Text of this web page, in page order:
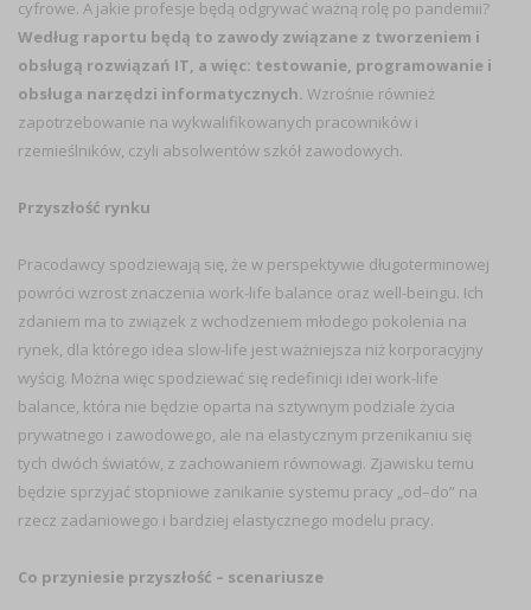
cyfrowe. A jakie profesje będą odgrywać ważną rolę po pandemii?
Według raportu będą to zawody związane z tworzeniem i
obsługą rozwiązań IT, a więc: testowanie, programowanie i
obsługa narzędzi informatycznych. Wzrośnie również
zapotrzebowanie na wykwalifikowanych pracowników i
rzemieślników, czyli absolwentów szkół zawodowych.
Przyszłość rynku
Pracodawcy spodziewają się, że w perspektywie długoterminowej
powróci wzrost znaczenia work-life balance oraz well-beingu. Ich
zdaniem ma to związek z wchodzeniem młodego pokolenia na
rynek, dla którego idea slow-life jest ważniejsza niż korporacyjny
wyścig. Można więc spodziewać się redefinicji idei work-life
balance, która nie będzie oparta na sztywnym podziale życia
prywatnego i zawodowego, ale na elastycznym przenikaniu się
tych dwóch światów, z zachowaniem równowagi. Zjawisku temu
będzie sprzyjać stopniowe zanikanie systemu pracy „od–do” na
rzecz zadaniowego i bardziej elastycznego modelu pracy.
Co przyniesie przyszłość – scenariusze